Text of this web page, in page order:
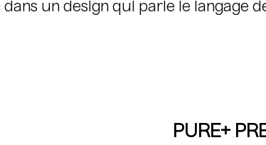
dans un design qui parle le langage
PURE+